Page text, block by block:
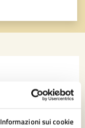
Informazioni sui cookie